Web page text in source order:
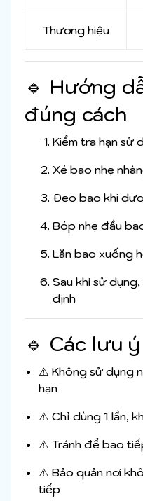
Thương hiệu
🔹 Hướng
đúng cách
Kiểm tra hạn sử
Xé bao nhẹ
Đeo bao khi
Bóp nhẹ đầu
Lăn bao xuống
Sau khi sử
định
🔹 Các lưu
⚠️ Không sử dụng
hạn
⚠️ Chỉ dùng 1 lần,
⚠️ Tránh để bao
⚠️ Bảo quản nơi
tiếp